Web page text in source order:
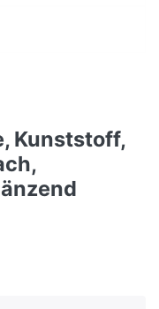
Kunststoff,